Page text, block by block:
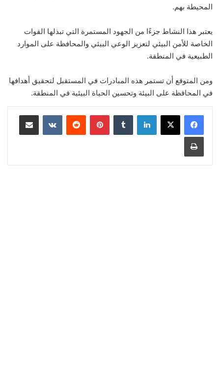
المحيطة بهم.
يعتبر هذا النشاط جزءًا من الجهود المستمرة التي تبذلها القوات
الخاصة للأمن البيئي لتعزيز الوعي البيئي والمحافظة على الموارد
الطبيعية في المنطقة.
ومن المتوقع أن تستمر هذه المبادرات في المستقبل لتحقيق أهدافها
في المحافظة على البيئة وتحسين الحياة البيئية في المنطقة.
لينكدإن بينتيريست